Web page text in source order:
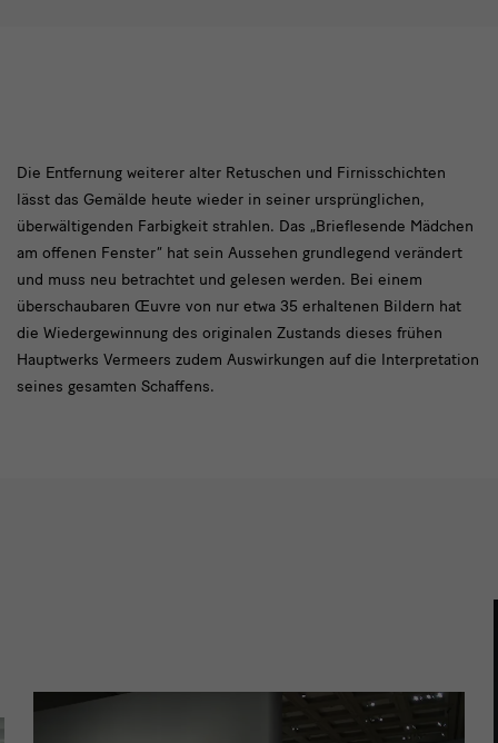
Die
Entfernung
weiterer
alter
Retuschen
Die Entfernung weiterer alter Retuschen und Firnisschichten
lässt das Gemälde heute wieder in seiner ursprünglichen,
überwältigenden Farbigkeit strahlen. Das „Brieflesende Mädchen
am offenen Fenster“ hat sein Aussehen grundlegend verändert
und muss neu betrachtet und gelesen werden. Bei einem
überschaubaren Œuvre von nur etwa 35 erhaltenen Bildern hat
die Wiedergewinnung des originalen Zustands dieses frühen
Hauptwerks Vermeers zudem Auswirkungen auf die Interpretation
seines gesamten Schaffens.